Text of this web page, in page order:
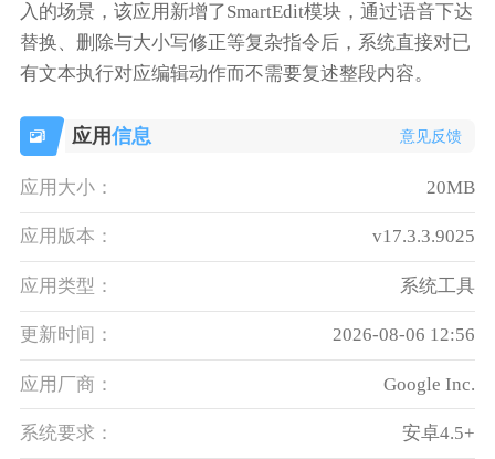
入的场景，该应用新增了SmartEdit模块，通过语音下达
替换、删除与大小写修正等复杂指令后，系统直接对已
有文本执行对应编辑动作而不需要复述整段内容。
应用信息 意见反馈
应用大小： 20MB
应用版本： v17.3.3.9025
应用类型： 系统工具
更新时间： 2026-08-06 12:56
应用厂商： Google Inc.
系统要求： 安卓4.5+